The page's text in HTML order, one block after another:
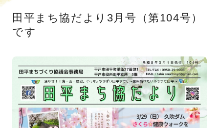
田平まち協だより3月号（第104号）
です